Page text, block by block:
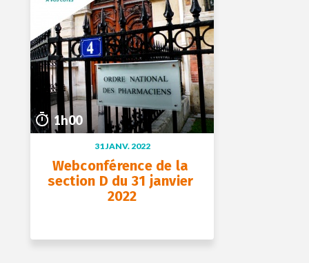
1h00
31 JANV. 2022
Webconférence de la
section D du 31 janvier
2022